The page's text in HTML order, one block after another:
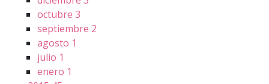
octubre 3
septiembre 2
agosto 1
julio 1
enero 1